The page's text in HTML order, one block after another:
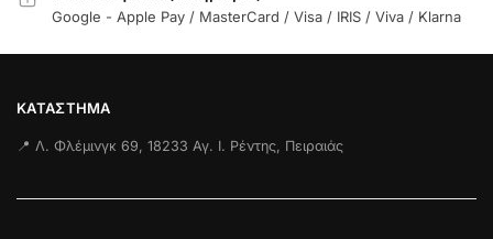
Google - Apple Pay / MasterCard / Visa / IRIS / Viva / Klarna
ΚΑΤΆΣΤΗΜΑ
📍 Λ. Φλέμινγκ 69, 18233 Αγ. Ι. Ρέντης, Πειραιάς